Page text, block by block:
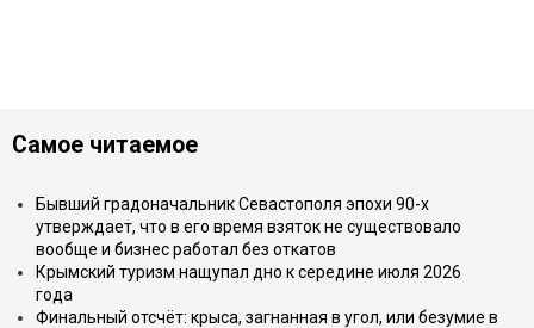
Самое читаемое
Бывший градоначальник Севастополя эпохи 90-х
утверждает, что в его время взяток не существовало
вообще и бизнес работал без откатов
Крымский туризм нащупал дно к середине июля 2026
года
Финальный отсчёт: крыса, загнанная в угол, или безумие в